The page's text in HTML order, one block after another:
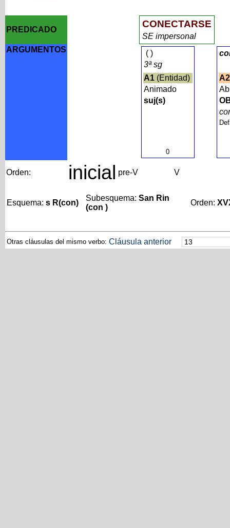
PREDICADO
CONECTARSE
SE impersonal
ARGUMENTOS
()
3ª sg
A1(Entidad)
Animado
suj(s)
0
A2
Orden: inicial pre-V V
Esquema: s R(con)
Subesquema: San Rin
(con )
Orden:
Otras cláusulas del mismo verbo: Cláusula anterior